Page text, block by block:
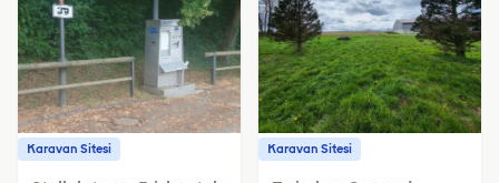
Karavan Sitesi Karavan Sitesi